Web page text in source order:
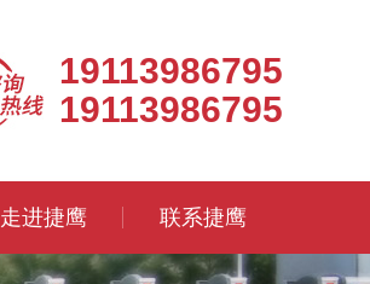
19113986795
19113986795
走进捷鹰 联系捷鹰